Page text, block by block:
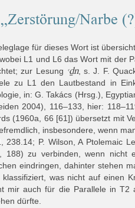
„Zerstörung/Narbe
für dieses Wort ist
L1 und L6 das Wort mit der
zur Lesung ꜥḏn, s.J. F.
zu L1 den Lautbestand in
in: G. Takács (Hrsg.),
2004), 116–133, hier:
(1960a, 66 [61]) übersetzt mit
insbesondere, wenn
238.14; P. Wilson, A Ptolemaic
188) zu verbinden, wenn nicht
eindringen, dahinter stehen
klassifiziert, was nicht auf einen
mir auch für die Parallele in T2
dürfte.